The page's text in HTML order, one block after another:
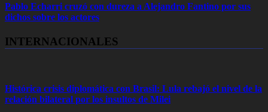
Pablo Echarri cruzó con dureza a Alejandro Fantino por sus
dichos sobre los actores
INTERNACIONALES
Histórica crisis diplomática con Brasil: Lula rebajó el nivel de la
relación bilateral por los insultos de Milei